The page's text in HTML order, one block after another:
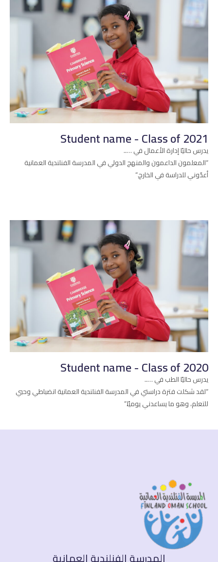
Student name - Class of 2021
يدرس حاليًا إدارة الأعمال في …..
“المعلمون الداعمون والمنهج الدولي في المدرسة الفنلندية العمانية
أعدّوني للدراسة في الخارج.”
Student name - Class of 2020
يدرس حاليًا الطب في …..
“لقد شكلت فترة دراستي في المدرسة الفنلندية العمانية انضباطي وحبي
للتعلم، وهو ما يساعدني يوميًا.”